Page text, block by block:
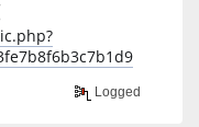
Logged